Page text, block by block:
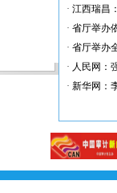
· 江西瑞昌
· 省厅举办
· 省厅举办
· 人民网：
· 新华网：